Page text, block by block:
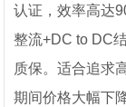
认证，效率高达
整流+DC to DC
质保。适合追求
期间价格大幅下